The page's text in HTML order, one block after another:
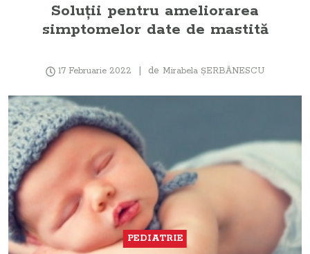
Soluții pentru ameliorarea
simptomelor date de mastită
17 Februarie 2022 de Mirabela ŞERBĂNESCU
PEDIATRIE